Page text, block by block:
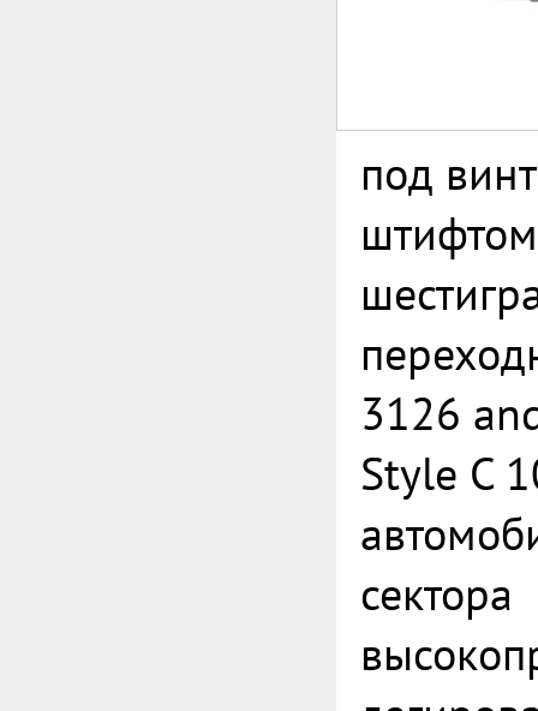
под
3126
Style C
сектора